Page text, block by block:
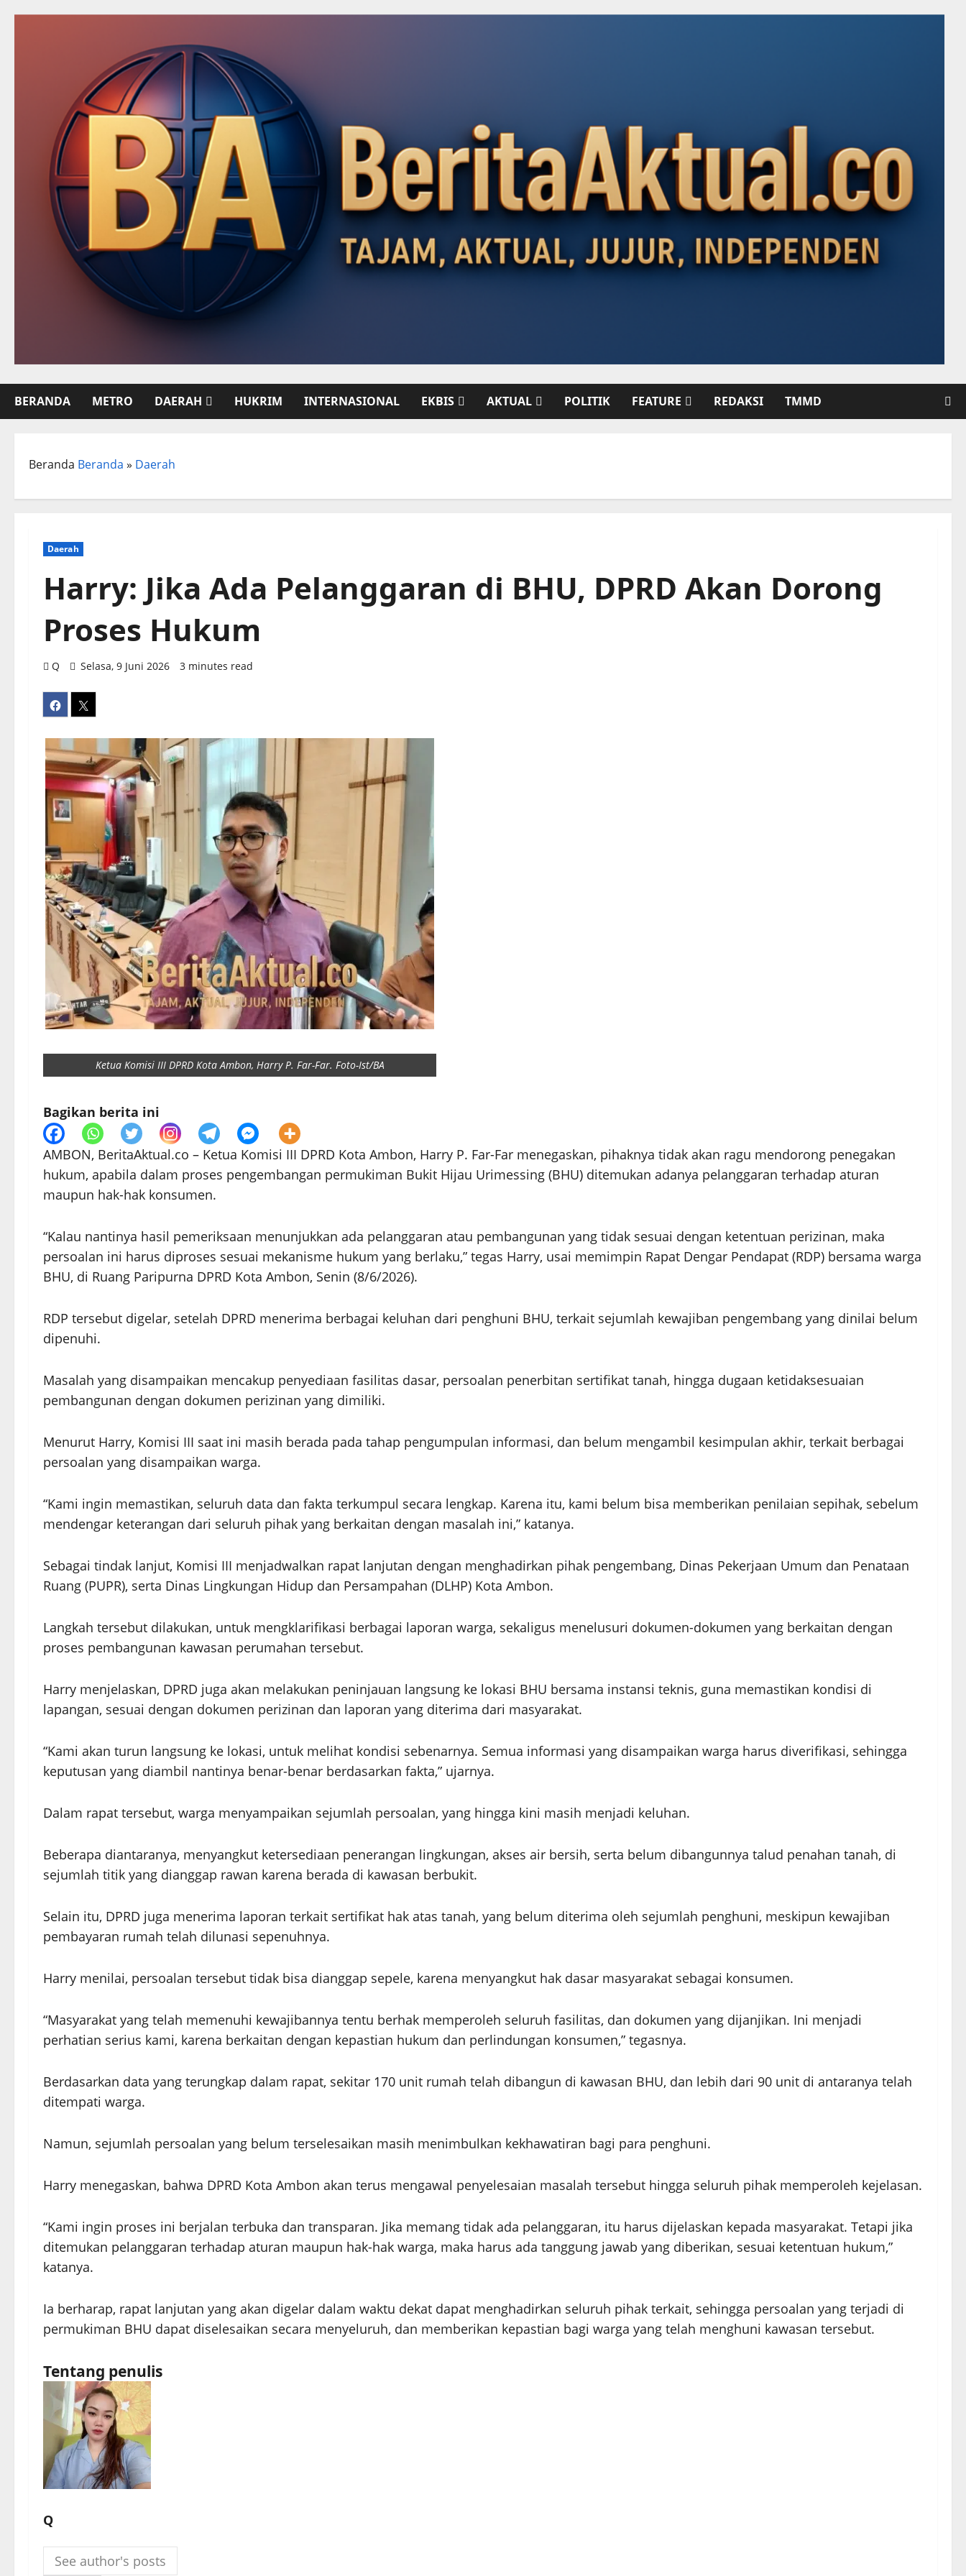
BERANDA METRO DAERAH HUKRIM INTERNASIONAL EKBIS AKTUAL POLITIK FEATURE REDAKSI TMMD
Beranda Beranda » Daerah
Daerah
Harry: Jika Ada Pelanggaran di BHU, DPRD Akan Dorong
Proses Hukum
Q Selasa, 9 Juni 2026 3 minutes read
Ketua Komisi III DPRD Kota Ambon, Harry P. Far-Far. Foto-Ist/BA
Bagikan berita ini
AMBON, BeritaAktual.co – Ketua Komisi III DPRD Kota Ambon, Harry P. Far-Far menegaskan, pihaknya tidak akan ragu mendorong penegakan
hukum, apabila dalam proses pengembangan permukiman Bukit Hijau Urimessing (BHU) ditemukan adanya pelanggaran terhadap aturan
maupun hak-hak konsumen.
“Kalau nantinya hasil pemeriksaan menunjukkan ada pelanggaran atau pembangunan yang tidak sesuai dengan ketentuan perizinan, maka
persoalan ini harus diproses sesuai mekanisme hukum yang berlaku,” tegas Harry, usai memimpin Rapat Dengar Pendapat (RDP) bersama warga
BHU, di Ruang Paripurna DPRD Kota Ambon, Senin (8/6/2026).
RDP tersebut digelar, setelah DPRD menerima berbagai keluhan dari penghuni BHU, terkait sejumlah kewajiban pengembang yang dinilai belum
dipenuhi.
Masalah yang disampaikan mencakup penyediaan fasilitas dasar, persoalan penerbitan sertifikat tanah, hingga dugaan ketidaksesuaian
pembangunan dengan dokumen perizinan yang dimiliki.
Menurut Harry, Komisi III saat ini masih berada pada tahap pengumpulan informasi, dan belum mengambil kesimpulan akhir, terkait berbagai
persoalan yang disampaikan warga.
“Kami ingin memastikan, seluruh data dan fakta terkumpul secara lengkap. Karena itu, kami belum bisa memberikan penilaian sepihak, sebelum
mendengar keterangan dari seluruh pihak yang berkaitan dengan masalah ini,” katanya.
Sebagai tindak lanjut, Komisi III menjadwalkan rapat lanjutan dengan menghadirkan pihak pengembang, Dinas Pekerjaan Umum dan Penataan
Ruang (PUPR), serta Dinas Lingkungan Hidup dan Persampahan (DLHP) Kota Ambon.
Langkah tersebut dilakukan, untuk mengklarifikasi berbagai laporan warga, sekaligus menelusuri dokumen-dokumen yang berkaitan dengan
proses pembangunan kawasan perumahan tersebut.
Harry menjelaskan, DPRD juga akan melakukan peninjauan langsung ke lokasi BHU bersama instansi teknis, guna memastikan kondisi di
lapangan, sesuai dengan dokumen perizinan dan laporan yang diterima dari masyarakat.
“Kami akan turun langsung ke lokasi, untuk melihat kondisi sebenarnya. Semua informasi yang disampaikan warga harus diverifikasi, sehingga
keputusan yang diambil nantinya benar-benar berdasarkan fakta,” ujarnya.
Dalam rapat tersebut, warga menyampaikan sejumlah persoalan, yang hingga kini masih menjadi keluhan.
Beberapa diantaranya, menyangkut ketersediaan penerangan lingkungan, akses air bersih, serta belum dibangunnya talud penahan tanah, di
sejumlah titik yang dianggap rawan karena berada di kawasan berbukit.
Selain itu, DPRD juga menerima laporan terkait sertifikat hak atas tanah, yang belum diterima oleh sejumlah penghuni, meskipun kewajiban
pembayaran rumah telah dilunasi sepenuhnya.
Harry menilai, persoalan tersebut tidak bisa dianggap sepele, karena menyangkut hak dasar masyarakat sebagai konsumen.
“Masyarakat yang telah memenuhi kewajibannya tentu berhak memperoleh seluruh fasilitas, dan dokumen yang dijanjikan. Ini menjadi
perhatian serius kami, karena berkaitan dengan kepastian hukum dan perlindungan konsumen,” tegasnya.
Berdasarkan data yang terungkap dalam rapat, sekitar 170 unit rumah telah dibangun di kawasan BHU, dan lebih dari 90 unit di antaranya telah
ditempati warga.
Namun, sejumlah persoalan yang belum terselesaikan masih menimbulkan kekhawatiran bagi para penghuni.
Harry menegaskan, bahwa DPRD Kota Ambon akan terus mengawal penyelesaian masalah tersebut hingga seluruh pihak memperoleh kejelasan.
“Kami ingin proses ini berjalan terbuka dan transparan. Jika memang tidak ada pelanggaran, itu harus dijelaskan kepada masyarakat. Tetapi jika
ditemukan pelanggaran terhadap aturan maupun hak-hak warga, maka harus ada tanggung jawab yang diberikan, sesuai ketentuan hukum,”
katanya.
Ia berharap, rapat lanjutan yang akan digelar dalam waktu dekat dapat menghadirkan seluruh pihak terkait, sehingga persoalan yang terjadi di
permukiman BHU dapat diselesaikan secara menyeluruh, dan memberikan kepastian bagi warga yang telah menghuni kawasan tersebut.
Tentang penulis
Q
See author's posts